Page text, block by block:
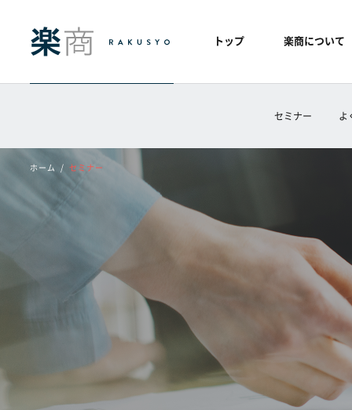
トップ 楽商について
セミナー よ
ホーム セミナー